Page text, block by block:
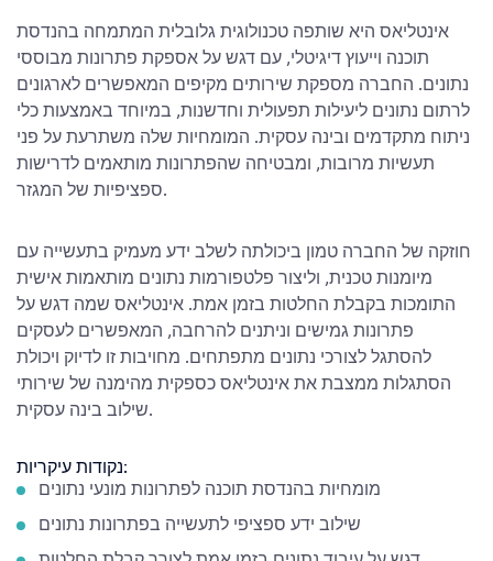
אינטליאס היא שותפה טכנולוגית גלובלית המתמחה בהנדסת
תוכנה וייעוץ דיגיטלי, עם דגש על אספקת פתרונות מבוססי
נתונים. החברה מספקת שירותים מקיפים המאפשרים לארגונים
לרתום נתונים ליעילות תפעולית וחדשנות, במיוחד באמצעות כלי
ניתוח מתקדמים ובינה עסקית. המומחיות שלה משתרעת על פני
תעשיות מרובות, ומבטיחה שהפתרונות מותאמים לדרישות
ספציפיות של המגזר.
חוזקה של החברה טמון ביכולתה לשלב ידע מעמיק בתעשייה עם
מיומנות טכנית, וליצור פלטפורמות נתונים מותאמות אישית
התומכות בקבלת החלטות בזמן אמת. אינטליאס שמה דגש על
פתרונות גמישים וניתנים להרחבה, המאפשרים לעסקים
להסתגל לצורכי נתונים מתפתחים. מחויבות זו לדיוק ויכולת
הסתגלות ממצבת את אינטליאס כספקית מהימנה של שירותי
שילוב בינה עסקית.
נקודות עיקריות:
מומחיות בהנדסת תוכנה לפתרונות מונעי נתונים
שילוב ידע ספציפי לתעשייה בפתרונות נתונים